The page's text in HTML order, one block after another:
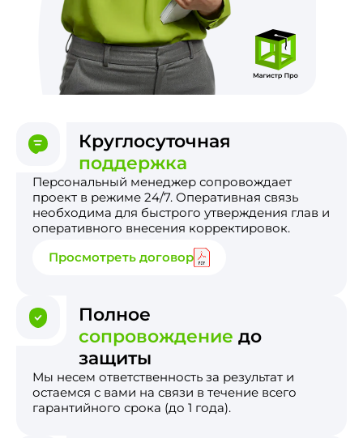
Круглосуточная
поддержка
Персональный менеджер сопровождает
проект в режиме 24/7. Оперативная связь
необходима для быстрого утверждения глав и
оперативного внесения корректировок.
Просмотреть договор
Полное
сопровождение до
защиты
Мы несем ответственность за результат и
остаемся с вами на связи в течение всего
гарантийного срока (до 1 года).